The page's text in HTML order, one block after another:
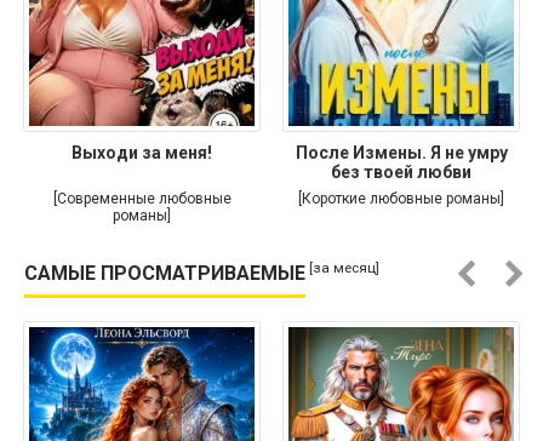
Выходи за меня!
[Современные любовные
романы]
После Измены. Я не умру
без твоей любви
[Короткие любовные романы]
САМЫЕ ПРОСМАТРИВАЕМЫЕ [за месяц]